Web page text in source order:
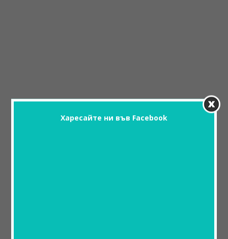
Харесайте ни във Facebook